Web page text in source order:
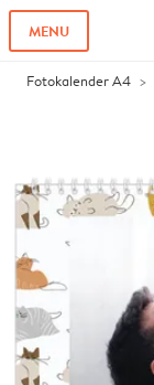
MENU
Fotokalender A4